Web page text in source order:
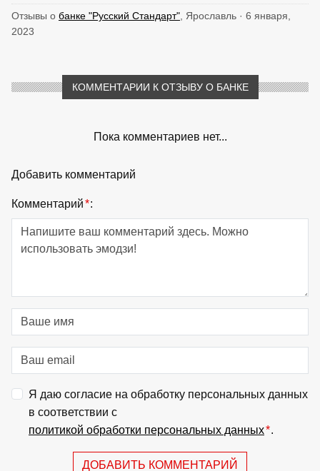
Отзывы о банке "Русский Стандарт" , Ярославль · 6 января,
2023
КОММЕНТАРИИ К ОТЗЫВУ О БАНКЕ
Пока комментариев нет...
Добавить комментарий
Комментарий*:
Я даю согласие на обработку персональных данных
в соответствии с
политикой обработки персональных данных*.
ДОБАВИТЬ КОММЕНТАРИЙ